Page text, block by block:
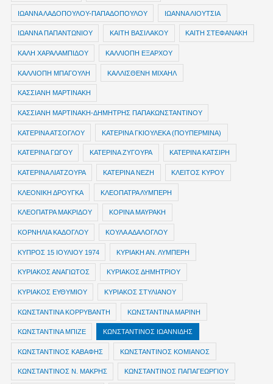
ΙΩΑΝΝΑ ΛΑΔΟΠΟΥΛΟΥ-ΠΑΠΑΔΟΠΟΥΛΟΥ ΙΩΑΝΝΑ ΛΙΟΥΤΣΙΑ
ΙΩΑΝΝΑ ΠΑΠΑΝΤΩΝΙΟΥ ΚΑΙΤΗ ΒΑΣΙΛΑΚΟΥ ΚΑΙΤΗ ΣΤΕΦΑΝΑΚΗ
ΚΑΛΗ ΧΑΡΑΛΑΜΠΙΔΟΥ ΚΑΛΛΙΟΠΗ ΕΞΑΡΧΟΥ
ΚΑΛΛΙΟΠΗ ΜΠΑΓΟΥΛΗ ΚΑΛΛΙΣΘΕΝΗ ΜΙΧΑΗΛ
ΚΑΣΣΙΑΝΗ ΜΑΡΤΙΝΑΚΗ
ΚΑΣΣΙΑΝΗ ΜΑΡΤΙΝΑΚΗ-ΔΗΜΗΤΡΗΣ ΠΑΠΑΚΩΝΣΤΑΝΤΙΝΟΥ
ΚΑΤΕΡΙΝΑ ΑΤΣΟΓΛΟΥ ΚΑΤΕΡΙΝΑ ΓΚΙΟΥΛΕΚΑ (ΠΟΥΠΕΡΜΙΝΑ)
ΚΑΤΕΡΙΝΑ ΓΩΓΟΥ ΚΑΤΕΡΙΝΑ ΖΥΓΟΥΡΑ ΚΑΤΕΡΙΝΑ ΚΑΤΣΙΡΗ
ΚΑΤΕΡΙΝΑ ΛΙΑΤΖΟΥΡΑ ΚΑΤΕΡΙΝΑ ΝΕΖΗ ΚΛΕΙΤΟΣ ΚΥΡΟΥ
ΚΛΕΟΝΙΚΗ ΔΡΟΥΓΚΑ ΚΛΕΟΠΑΤΡΑ ΛΥΜΠΕΡΗ
ΚΛΕΟΠΑΤΡΑ ΜΑΚΡΙΔΟΥ ΚΟΡΙΝΑ ΜΑΥΡΑΚΗ
ΚΟΡΝΗΛΙΑ ΚΑΔΟΓΛΟΥ ΚΟΥΛΑ ΑΔΑΛΟΓΛΟΥ
ΚΥΠΡΟΣ 15 ΙΟΥΛΙΟΥ 1974 ΚΥΡΙΑΚΗ ΑΝ. ΛΥΜΠΕΡΗ
ΚΥΡΙΑΚΟΣ ΑΝΑΓΙΩΤΟΣ ΚΥΡΙΑΚΟΣ ΔΗΜΗΤΡΙΟΥ
ΚΥΡΙΑΚΟΣ ΕΥΘΥΜΙΟΥ ΚΥΡΙΑΚΟΣ ΣΤΥΛΙΑΝΟΥ
ΚΩΝΣΤΑΝΤΙΝΑ ΚΟΡΡΥΒΑΝΤΗ ΚΩΝΣΤΑΝΤΙΝΑ ΜΑΡΙΝΗ
ΚΩΝΣΤΑΝΤΙΝΑ ΜΠΙΖΕ ΚΩΝΣΤΑΝΤΙΝΟΣ ΙΩΑΝΝΙΔΗΣ
ΚΩΝΣΤΑΝΤΙΝΟΣ ΚΑΒΑΦΗΣ ΚΩΝΣΤΑΝΤΙΝΟΣ ΚΟΜΙΑΝΟΣ
ΚΩΝΣΤΑΝΤΙΝΟΣ Ν. ΜΑΚΡΗΣ ΚΩΝΣΤΑΝΤΙΝΟΣ ΠΑΠΑΓΕΩΡΓΙΟΥ